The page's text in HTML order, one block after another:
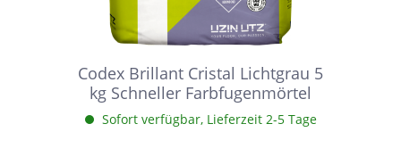
Codex Brillant Cristal Lichtgrau 5
kg Schneller Farbfugenmörtel
Sofort verfügbar, Lieferzeit 2-5 Tage